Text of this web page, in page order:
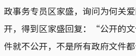
政事务专员区家盛，询问为何关
开，得到区家盛回复：“公开的
件就不公开，不是所有政府文件